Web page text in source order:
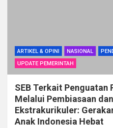
ARTIKEL & OPINI NASIONAL
UPDATE PEMERINTAH
SEB Terkait
Melalui Pembiasaan
Ekstrakurikuler:
Anak Indonesia Hebat